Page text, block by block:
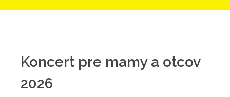
Koncert pre mamy a otcov
2026